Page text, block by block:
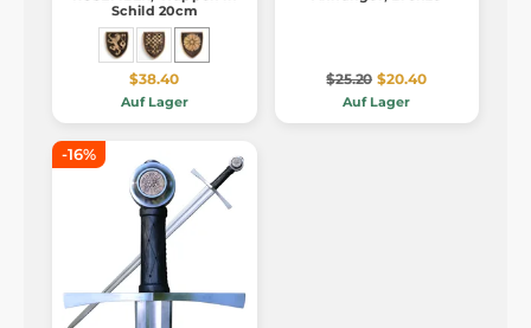
Schild 20cm
$38.40
Auf Lager
$25.20 $20.40
Auf Lager
-16%